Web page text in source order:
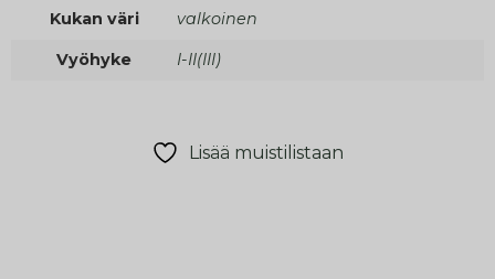
Kukan väri valkoinen
Vyöhyke I-II(III)
Lisää muistilistaan